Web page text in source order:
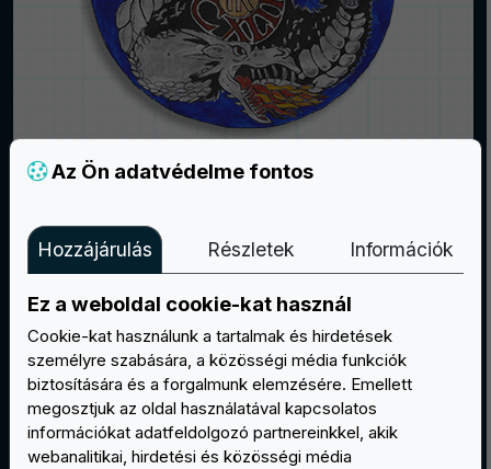
Az Ön adatvédelme fontos
Hozzájárulás Részletek Információk
Ez a weboldal cookie-kat használ
Cookie-kat használunk a tartalmak és hirdetések
személyre szabására, a közösségi média funkciók
biztosítására és a forgalmunk elemzésére. Emellett
megosztjuk az oldal használatával kapcsolatos
információkat adatfeldolgozó partnereinkkel, akik
webanalitikai, hirdetési és közösségi média